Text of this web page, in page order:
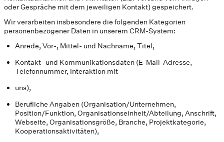
oder Gespräche mit dem jeweiligen Kontakt) gespeichert.
Wir verarbeiten insbesondere die folgenden Kategorien
personenbezogener Daten in unserem CRM-System:
Anrede, Vor-, Mittel- und Nachname, Titel,
Kontakt- und Kommunikationsdaten (E-Mail-Adresse,
Telefonnummer, Interaktion mit
uns),
Berufliche Angaben (Organisation/Unternehmen,
Position/Funktion, Organisationseinheit/Abteilung, Anschrift,
Webseite, Organisationsgröße, Branche, Projektkategorie,
Kooperationsaktivitäten),